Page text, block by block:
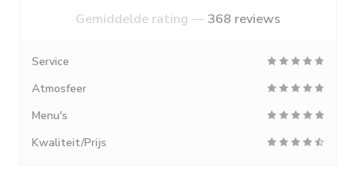
Gemiddelde rating — 368 reviews
Service
Atmosfeer
Menu's
Kwaliteit/Prijs